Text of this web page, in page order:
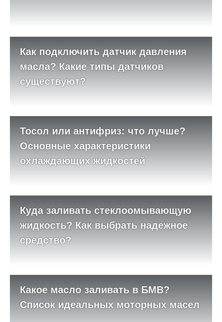
Как подключить датчик давления
масла? Какие типы датчиков
существуют?
Тосол или антифриз: что лучше?
Основные характеристики
охлаждающих жидкостей
Куда заливать стеклоомывающую
жидкость? Как выбрать надежное
средство?
Какое масло заливать в БМВ?
Список идеальных моторных масел